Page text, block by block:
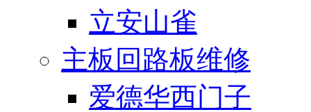
立安山雀
主板回路板维修
爱德华西门子